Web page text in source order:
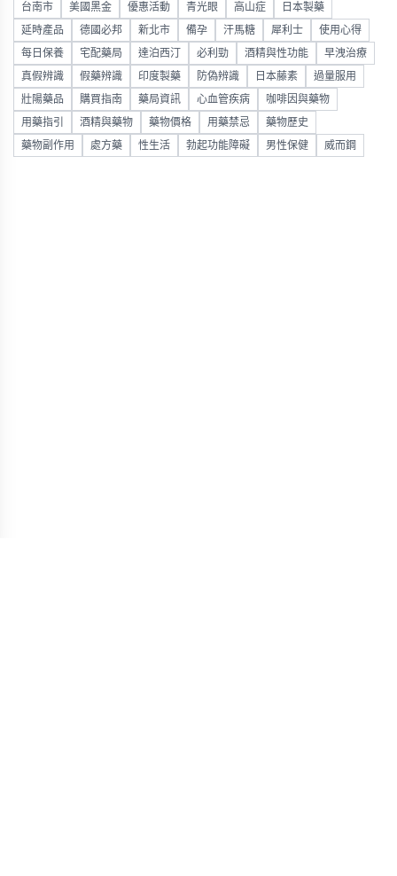
台南市 美國黑金 優惠活動 青光眼 高山症 日本製藥
延時產品 德國必邦 新北市 備孕 汗馬糖 犀利士 使用心得
每日保養 宅配藥局 達泊西汀 必利勁 酒精與性功能 早洩治療
真假辨識 假藥辨識 印度製藥 防偽辨識 日本藤素 過量服用
壯陽藥品 購買指南 藥局資訊 心血管疾病 咖啡因與藥物
用藥指引 酒精與藥物 藥物價格 用藥禁忌 藥物歷史
藥物副作用 處方藥 性生活 勃起功能障礙 男性保健 威而鋼